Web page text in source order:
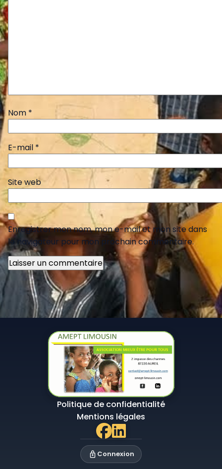
Nom *
E-mail *
Site web
Enregistrer mon nom, mon e-mail et mon site dans
le navigateur pour mon prochain commentaire.
Politique de confidentialité
Mentions légales
Connexion